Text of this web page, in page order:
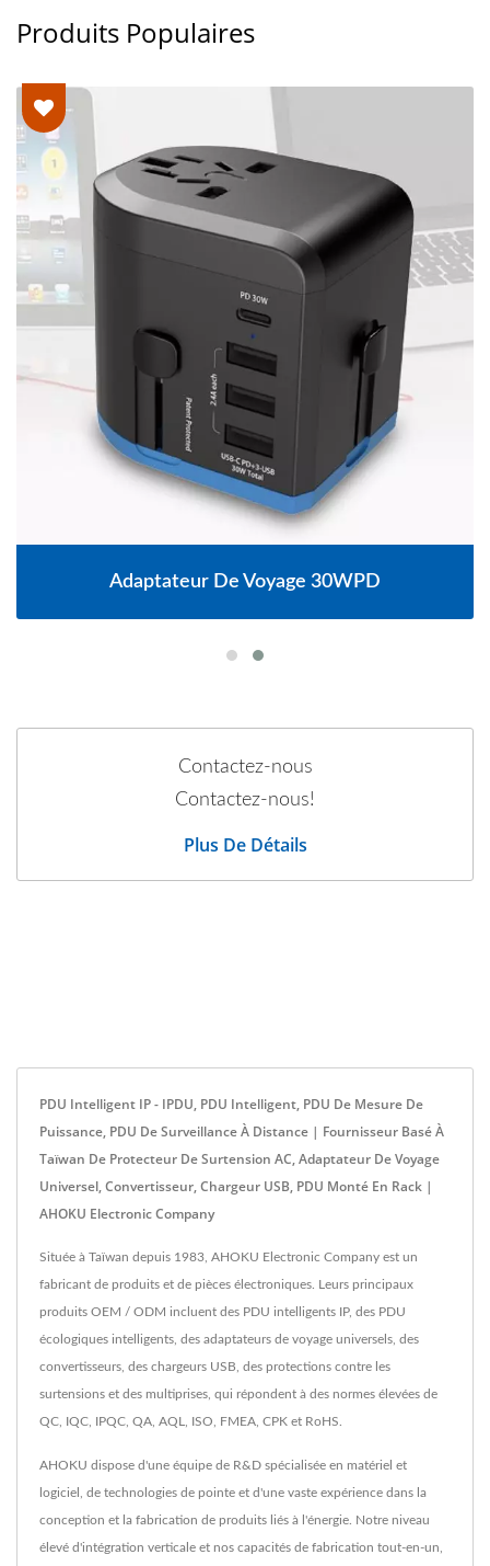
Produits Populaires
Adaptateur De Voyage 30WPD
Contactez-nous
Contactez-nous!
Plus De Détails
PDU Intelligent IP - IPDU, PDU Intelligent, PDU De Mesure De
Puissance, PDU De Surveillance À Distance | Fournisseur Basé À
Taïwan De Protecteur De Surtension AC, Adaptateur De Voyage
Universel, Convertisseur, Chargeur USB, PDU Monté En Rack |
AHOKU Electronic Company
Située à Taïwan depuis 1983, AHOKU Electronic Company est un
fabricant de produits et de pièces électroniques. Leurs principaux
produits OEM / ODM incluent des PDU intelligents IP, des PDU
écologiques intelligents, des adaptateurs de voyage universels, des
convertisseurs, des chargeurs USB, des protections contre les
surtensions et des multiprises, qui répondent à des normes élevées de
QC, IQC, IPQC, QA, AQL, ISO, FMEA, CPK et RoHS.
AHOKU dispose d'une équipe de R&D spécialisée en matériel et
logiciel, de technologies de pointe et d'une vaste expérience dans la
conception et la fabrication de produits liés à l'énergie. Notre niveau
élevé d'intégration verticale et nos capacités de fabrication tout-en-un,